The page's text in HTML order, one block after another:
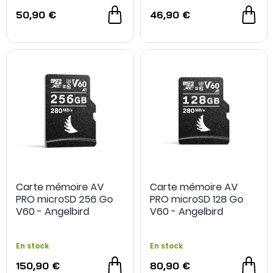
50,90 € 46,90 €
Carte mémoire AV
PRO microSD 256 Go
V60 - Angelbird
En stock
150,90 €
Carte mémoire AV
PRO microSD 128 Go
V60 - Angelbird
En stock
80,90 €